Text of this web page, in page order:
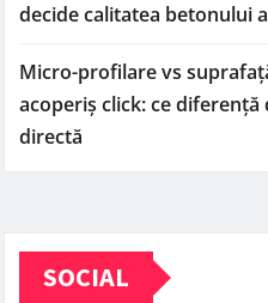
decide calitatea betonului
Micro-profilare vs
acoperiș click: ce diferență
directă
SOCIAL